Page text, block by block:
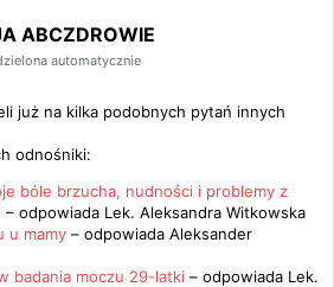
ABCZDROWIE
automatycznie
już na kilka podobnych pytań innych
odnośniki:
bóle brzucha, nudności i problemy z
– odpowiada Lek. Aleksandra Witkowska
u mamy – odpowiada Aleksander
badania moczu 29-latki – odpowiada Lek.